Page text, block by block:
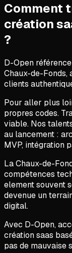
Comment
création
?
D-Open référence
Chaux-de-Fonds,
clients
Pour aller plus
propres codes.
viable. Nos
au lancement :
MVP, intégration
La Chaux-de-
compétences
element souvent
devenue un
digital.
Avec D-Open,
création saas
pas de mauvaise